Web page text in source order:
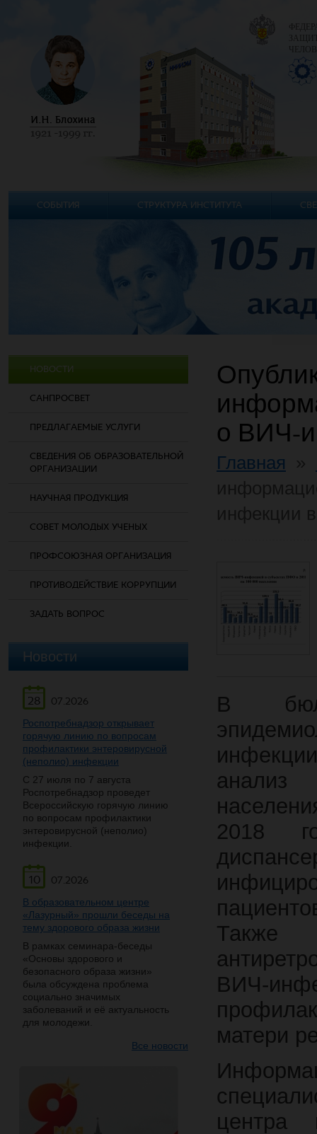
НОВОСТИ
САНПРОСВЕТ
ПРЕДЛАГАЕМЫЕ УСЛУГИ
СВЕДЕНИЯ ОБ ОБРАЗОВАТЕЛЬНОЙ
ОРГАНИЗАЦИИ
НАУЧНАЯ ПРОДУКЦИЯ
СОВЕТ МОЛОДЫХ УЧЕНЫХ
ПРОФСОЮЗНАЯ ОРГАНИЗАЦИЯ
ПРОТИВОДЕЙСТВИЕ КОРРУПЦИИ
ЗАДАТЬ ВОПРОС
Новости
28
07.2026
Роспотребнадзор открывает
горячую линию по вопросам
профилактики энтеровирусной
(неполио) инфекции
С 27 июля по 7 августа
Роспотребнадзор проведет
Всероссийскую горячую линию
по вопросам профилактики
энтеровирусной (неполио)
инфекции.
10
07.2026
В образовательном центре
«Лазурный» прошли беседы на
тему здорового образа жизни
В рамках семинара-беседы
«Основы здорового и
безопасного образа жизни»
была обсуждена проблема
социально значимых
заболеваний и её актуальность
для молодежи.
Все новости
о ВИЧ-
Главная
В
2018
Также
ВИЧ-
матери
центра
СОБЫТИЯ СТРУКТУРА ИНСТИТУТА